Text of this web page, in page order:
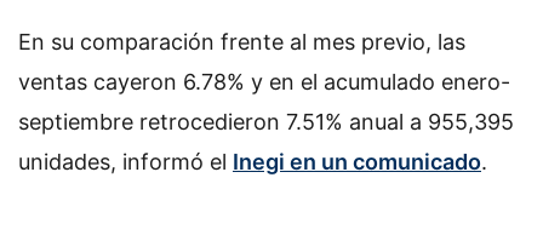
En su comparación frente al mes previo, las
ventas cayeron 6.78% y en el acumulado enero-
septiembre retrocedieron 7.51% anual a 955,395
unidades, informó el Inegi en un comunicado.